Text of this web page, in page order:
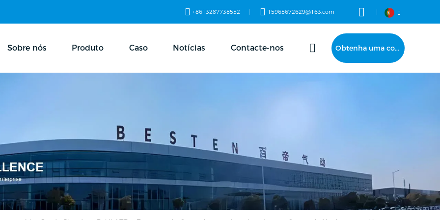
+8613287738552 15965672629@163.com
Sobre nós Produto Caso Notícias Contacte-nos Obtenha uma cotação